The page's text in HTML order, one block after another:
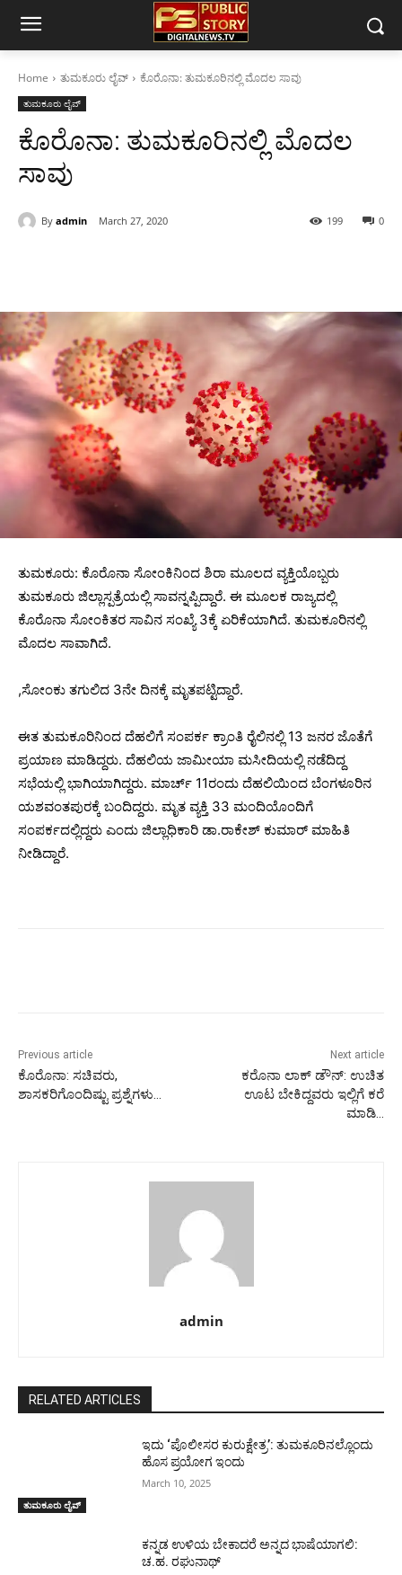
Home ತುಮಕೂರು ಲೈವ್ ಕೊರೊನಾ: ತುಮಕೂರಿನಲ್ಲಿ ಮೊದಲ‌ ಸಾವು
ತುಮಕೂರು ಲೈವ್
ಕೊರೊನಾ: ತುಮಕೂರಿನಲ್ಲಿ ಮೊದಲ‌
ಸಾವು
By admin March 27, 2020 0
199
ತುಮಕೂರು: ಕೊರೊ‌ನಾ ಸೋಂಕಿನಿಂದ ಶಿರಾ ಮೂಲದ ವ್ಯಕ್ತಿಯೊಬ್ಬರು
ತುಮಕೂರು ಜಿಲ್ಲಾಸ್ಪತ್ರೆಯಲ್ಲಿ ಸಾವನ್ನಪ್ಪಿದ್ದಾರೆ. ಈ ಮೂಲಕ ರಾಜ್ಯದಲ್ಲಿ
ಕೊರೊನಾ ಸೋಂಕಿತರ ಸಾವಿನ ಸಂಖ್ಯೆ 3ಕ್ಕೆ ಏರಿಕೆಯಾಗಿದೆ. ತುಮಕೂರಿನಲ್ಲಿ
ಮೊದಲ ಸಾವಾಗಿದೆ.
,ಸೋಂಕು ತಗುಲಿದ 3ನೇ ದಿನಕ್ಕೆ ಮೃತಪಟ್ಟಿದ್ದಾರೆ.
ಈತ ತುಮಕೂರಿನಿಂದ ದೆಹಲಿಗೆ ಸಂಪರ್ಕ ಕ್ರಾಂತಿ ರೈಲಿನಲ್ಲಿ 13 ಜನರ ಜೊತೆಗೆ
ಪ್ರಯಾಣ ಮಾಡಿದ್ದರು. ದೆಹಲಿಯ ಜಾಮೀಯಾ ಮಸೀದಿಯಲ್ಲಿ ನಡೆದಿದ್ದ
ಸಭೆಯಲ್ಲಿ ಭಾಗಿಯಾಗಿದ್ದರು. ಮಾರ್ಚ್ 11ರಂದು ದೆಹಲಿಯಿಂದ ಬೆಂಗಳೂರಿನ
ಯಶವಂತಪುರಕ್ಕೆ ಬಂದಿದ್ದರು. ಮೃತ ವ್ಯಕ್ತಿ 33 ಮಂದಿಯೊಂದಿಗೆ
ಸಂಪರ್ಕದಲ್ಲಿದ್ದರು ಎಂದು ಜಿಲ್ಲಾಧಿಕಾರಿ ಡಾ.ರಾಕೇಶ್ ಕುಮಾರ್ ಮಾಹಿತಿ
ನೀಡಿದ್ದಾರೆ.
Previous article
ಕೊರೊನಾ: ಸಚಿವರು,
ಶಾಸಕರಿಗೊಂದಿಷ್ಟು ಪ್ರಶ್ನೆಗಳು…
Next article
ಕರೊನಾ ಲಾಕ್ ಡೌನ್: ಉಚಿತ
ಊಟ ಬೇಕಿದ್ದವರು ಇಲ್ಲಿಗೆ ಕರೆ
ಮಾಡಿ…
admin
RELATED ARTICLES
ತುಮಕೂರು ಲೈವ್
ಇದು ‘ಪೊಲೀಸರ ಕುರುಕ್ಷೇತ್ರ’: ತುಮಕೂರಿನಲ್ಲೊಂದು
ಹೊಸ ಪ್ರಯೋಗ ಇಂದು
March 10, 2025
ಕನ್ನಡ ಉಳಿಯ ಬೇಕಾದರೆ ಅನ್ನದ ಭಾಷೆಯಾಗಲಿ:
ಚ.ಹ. ರಘುನಾಥ್